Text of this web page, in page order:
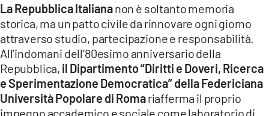
LACONAIR.IT
LACITYMAG.IT
ILREGGINO.IT
COSENZACHANNEL.IT
ILVIBONESE.IT
La Repubblica Italiananon è soltanto memoria
storica, ma un patto civile da rinnovare ogni giorno
attraverso studio, partecipazione e responsabilità.
All’indomani dell’80esimo anniversario della
Repubblica, il Dipartimento “Diritti e Doveri, Ricerca
e Sperimentazione Democratica” della Federiciana
Università Popolare di Romariafferma il proprio
impegno accademico e sociale come laboratorio di